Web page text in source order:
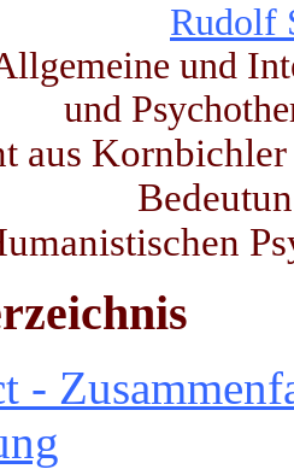
Rudolf
und
und
aus
-